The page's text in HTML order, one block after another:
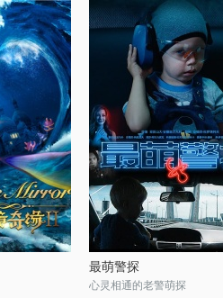
最萌警探
心灵相通的老警萌探